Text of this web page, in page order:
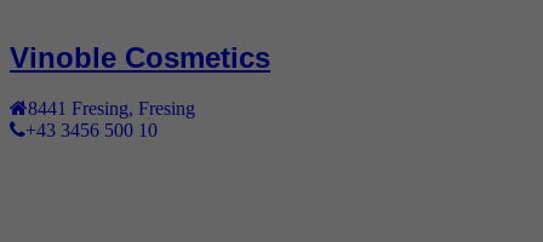
Vinoble Cosmetics
8441 Fresing, Fresing
+43 3456 500 10